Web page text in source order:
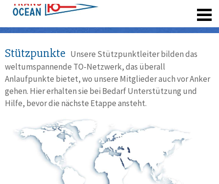
Stützpunkte Unsere Stützpunktleiter bilden das
weltumspannende TO-Netzwerk, das überall
Anlaufpunkte bietet, wo unsere Mitglieder auch vor Anker
gehen. Hier erhalten sie bei Bedarf Unterstützung und
Hilfe, bevor die nächste Etappe ansteht.